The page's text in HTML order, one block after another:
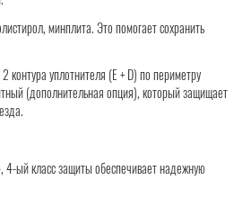
минплита. Это помогает сохранить
контура уплотнителя (Е + D) по периметру
(дополнительная опция), который защищает
4-ый класс защиты обеспечивает надежную